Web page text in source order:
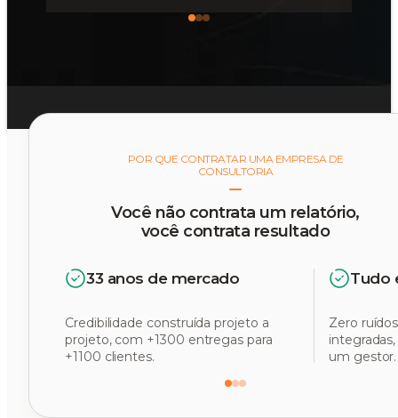
POR QUE CONTRATAR UMA EMPRESA DE
CONSULTORIA
Você não contrata um relatório,
você contrata resultado
33 anos de mercado
Credibilidade construída projeto a
projeto, com +1300 entregas para
+1100 clientes.
Tudo
Zero
um gestor.